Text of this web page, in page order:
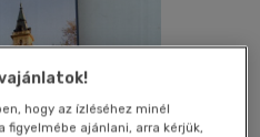
hogy az ízléséhez minél
figyelmébe ajánlani, arra kérjük,